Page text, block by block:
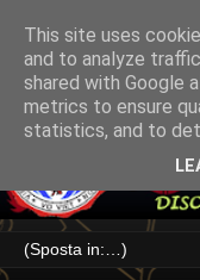
This site uses
and to analyze
shared with Google
metrics to ensure
statistics, and to